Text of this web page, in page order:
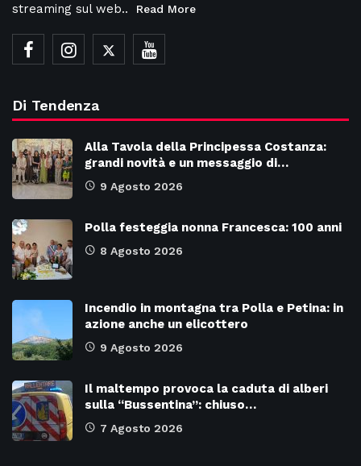
streaming sul web..
Read More
Di Tendenza
Alla Tavola della Principessa Costanza:
grandi novità e un messaggio di…
9 Agosto 2026
Polla festeggia nonna Francesca: 100 anni
8 Agosto 2026
Incendio in montagna tra Polla e Petina: in
azione anche un elicottero
9 Agosto 2026
Il maltempo provoca la caduta di alberi
sulla “Bussentina”: chiuso…
7 Agosto 2026